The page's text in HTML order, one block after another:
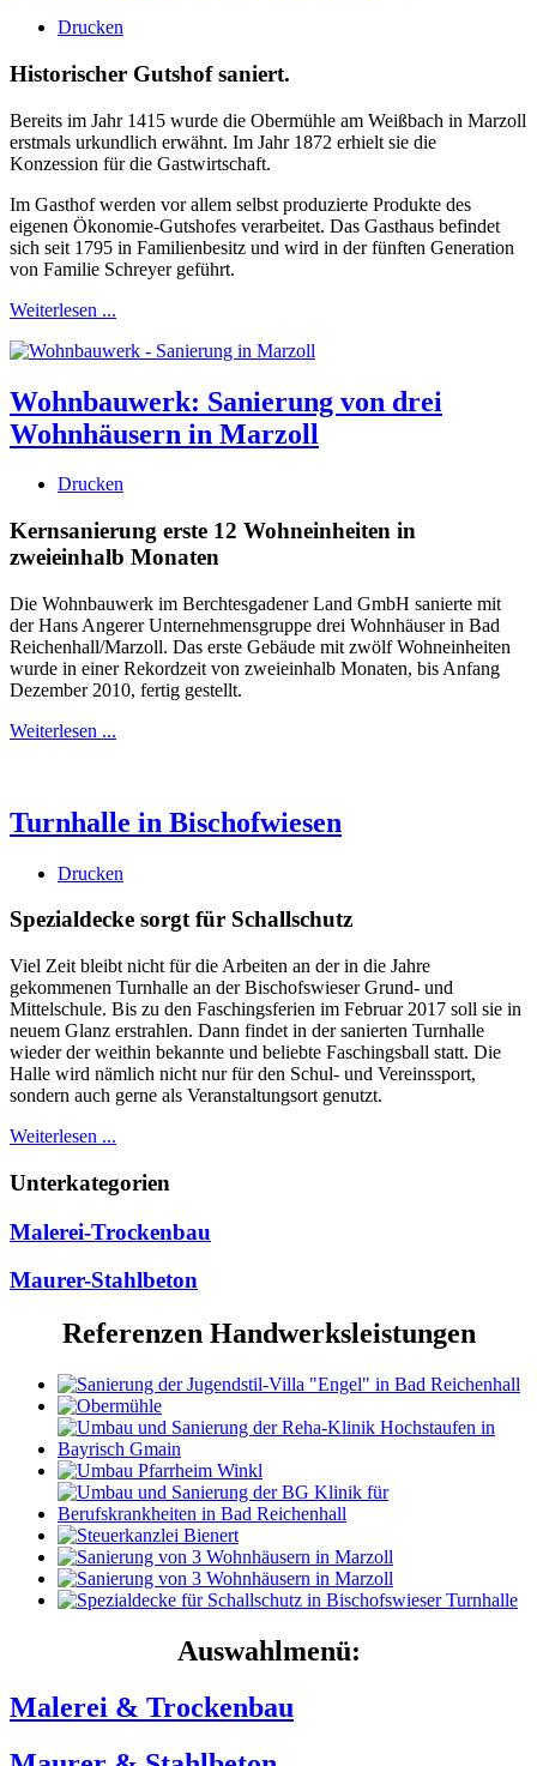
Drucken
Historischer Gutshof saniert.
Bereits im Jahr 1415 wurde die Obermühle am Weißbach in Marzoll
erstmals urkundlich erwähnt. Im Jahr 1872 erhielt sie die
Konzession für die Gastwirtschaft.
Im Gasthof werden vor allem selbst produzierte Produkte des
eigenen Ökonomie-Gutshofes verarbeitet. Das Gasthaus befindet
sich seit 1795 in Familienbesitz und wird in der fünften Generation
von Familie Schreyer geführt.
Weiterlesen ...
Wohnbauwerk: Sanierung von drei
Wohnhäusern in Marzoll
Drucken
Kernsanierung erste 12 Wohneinheiten in
zweieinhalb Monaten
Die Wohnbauwerk im Berchtesgadener Land GmbH sanierte mit
der Hans Angerer Unternehmensgruppe drei Wohnhäuser in Bad
Reichenhall/Marzoll. Das erste Gebäude mit zwölf Wohneinheiten
wurde in einer Rekordzeit von zweieinhalb Monaten, bis Anfang
Dezember 2010, fertig gestellt.
Weiterlesen ...
Turnhalle in Bischofwiesen
Drucken
Spezialdecke sorgt für Schallschutz
Viel Zeit bleibt nicht für die Arbeiten an der in die Jahre
gekommenen Turnhalle an der Bischofswieser Grund- und
Mittelschule. Bis zu den Faschingsferien im Februar 2017 soll sie in
neuem Glanz erstrahlen. Dann findet in der sanierten Turnhalle
wieder der weithin bekannte und beliebte Faschingsball statt. Die
Halle wird nämlich nicht nur für den Schul- und Vereinssport,
sondern auch gerne als Veranstaltungsort genutzt.
Weiterlesen ...
Unterkategorien
Malerei-Trockenbau
Maurer-Stahlbeton
Referenzen Handwerksleistungen
Auswahlmenü:
Malerei & Trockenbau